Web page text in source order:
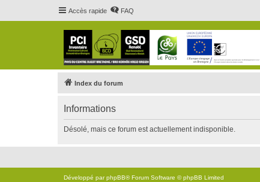
Accès rapide FAQ
Index du forum
Informations
Désolé, mais ce forum est actuellement indisponible.
Développé parphpBB® Forum Software © phpBB Limited